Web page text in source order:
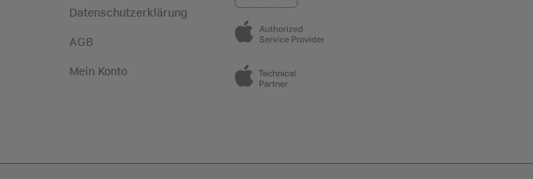
Datenschutzerklärung
AGB
Mein Konto